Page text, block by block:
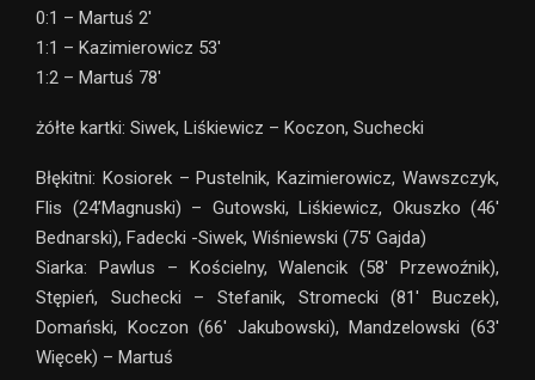
0:1 – Martuś 2′
1:1 – Kazimierowicz 53′
1:2 – Martuś 78′
żółte kartki: Siwek, Liśkiewicz – Koczon, Suchecki
Błękitni: Kosiorek – Pustelnik, Kazimierowicz, Wawszczyk,
Flis (24’Magnuski) – Gutowski, Liśkiewicz, Okuszko (46′
Bednarski), Fadecki -Siwek, Wiśniewski (75′ Gajda)
Siarka: Pawlus – Kościelny, Walencik (58′ Przewoźnik),
Stępień, Suchecki – Stefanik, Stromecki (81′ Buczek),
Domański, Koczon (66′ Jakubowski), Mandzelowski (63′
Więcek) – Martuś